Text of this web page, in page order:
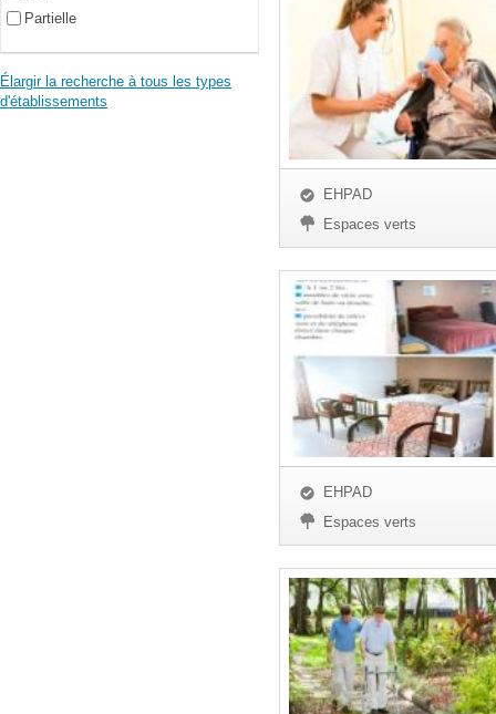
Partielle
Élargir la recherche à tous les types
d'établissements
EHPAD
Espaces verts
EHPAD
Espaces verts